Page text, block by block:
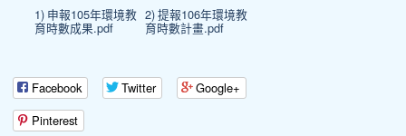
1) 申報105年環境教
育時數成果.pdf
2) 提報106年環境教
育時數計畫.pdf
Facebook Twitter
Google+
Pinterest